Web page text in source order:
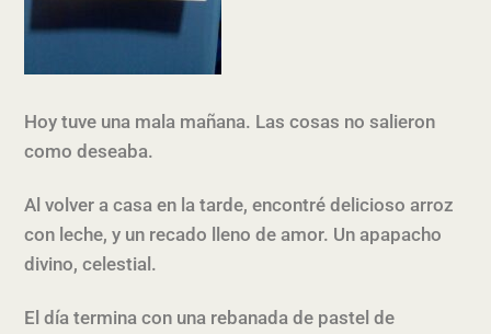
Hoy tuve una mala mañana. Las cosas no salieron
como deseaba.
Al volver a casa en la tarde, encontré delicioso arroz
con leche, y un recado lleno de amor. Un apapacho
divino, celestial.
El día termina con una rebanada de pastel de